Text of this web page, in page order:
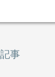
事